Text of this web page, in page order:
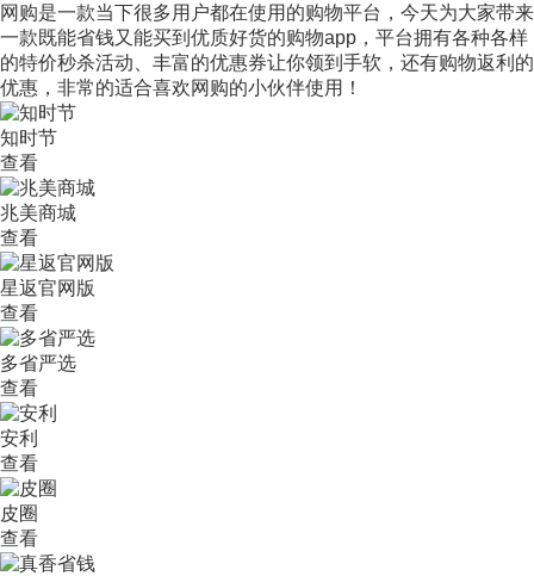
网购是一款当下很多用户都在使用的购物平台，今天为大家带来
一款既能省钱又能买到优质好货的购物app，平台拥有各种各样
的特价秒杀活动、丰富的优惠券让你领到手软，还有购物返利的
优惠，非常的适合喜欢网购的小伙伴使用！
知时节
查看
兆美商城
查看
星返官网版
查看
多省严选
查看
安利
查看
皮圈
查看